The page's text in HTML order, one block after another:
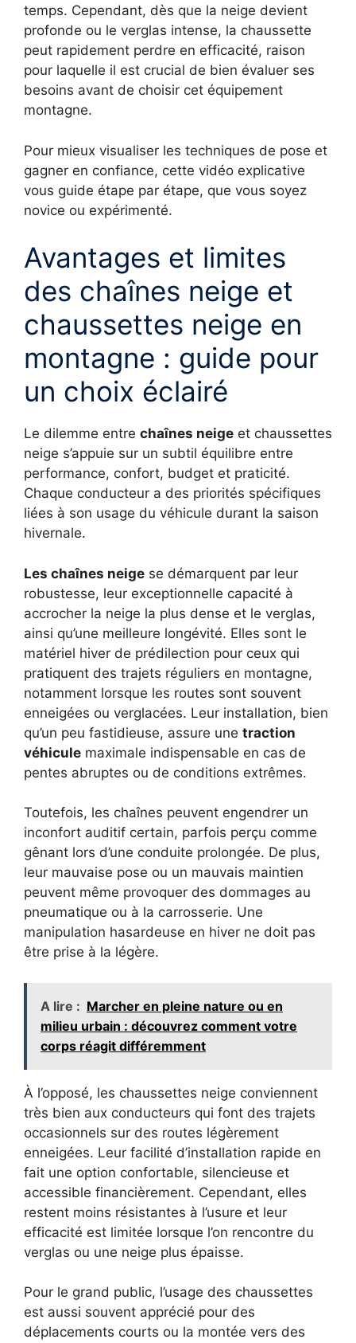
temps. Cependant, dès que la neige devient
profonde ou le verglas intense, la chaussette
peut rapidement perdre en efficacité, raison
pour laquelle il est crucial de bien évaluer ses
besoins avant de choisir cet équipement
montagne.
Pour mieux visualiser les techniques de pose et
gagner en confiance, cette vidéo explicative
vous guide étape par étape, que vous soyez
novice ou expérimenté.
Avantages et limites
des chaînes neige et
chaussettes neige en
montagne : guide pour
un choix éclairé
Le dilemme entre chaînes neige et chaussettes
neige s’appuie sur un subtil équilibre entre
performance, confort, budget et praticité.
Chaque conducteur a des priorités spécifiques
liées à son usage du véhicule durant la saison
hivernale.
Les chaînes neige se démarquent par leur
robustesse, leur exceptionnelle capacité à
accrocher la neige la plus dense et le verglas,
ainsi qu’une meilleure longévité. Elles sont le
matériel hiver de prédilection pour ceux qui
pratiquent des trajets réguliers en montagne,
notamment lorsque les routes sont souvent
enneigées ou verglacées. Leur installation, bien
qu’un peu fastidieuse, assure une traction
véhicule maximale indispensable en cas de
pentes abruptes ou de conditions extrêmes.
Toutefois, les chaînes peuvent engendrer un
inconfort auditif certain, parfois perçu comme
gênant lors d’une conduite prolongée. De plus,
leur mauvaise pose ou un mauvais maintien
peuvent même provoquer des dommages au
pneumatique ou à la carrosserie. Une
manipulation hasardeuse en hiver ne doit pas
être prise à la légère.
A lire : Marcher en pleine nature ou en
milieu urbain : découvrez comment votre
corps réagit différemment
À l’opposé, les chaussettes neige conviennent
très bien aux conducteurs qui font des trajets
occasionnels sur des routes légèrement
enneigées. Leur facilité d’installation rapide en
fait une option confortable, silencieuse et
accessible financièrement. Cependant, elles
restent moins résistantes à l’usure et leur
efficacité est limitée lorsque l’on rencontre du
verglas ou une neige plus épaisse.
Pour le grand public, l’usage des chaussettes
est aussi souvent apprécié pour des
déplacements courts ou la montée vers des